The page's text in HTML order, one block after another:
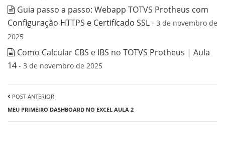
Guia passo a passo: Webapp TOTVS Protheus com
Configuração HTTPS e Certificado SSL - 3 de novembro de
2025
Como Calcular CBS e IBS no TOTVS Protheus | Aula
14 - 3 de novembro de 2025
POST ANTERIOR
MEU PRIMEIRO DASHBOARD NO EXCEL AULA 2